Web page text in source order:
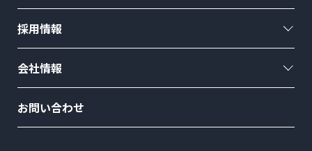
採用情報
会社情報
お問い合わせ